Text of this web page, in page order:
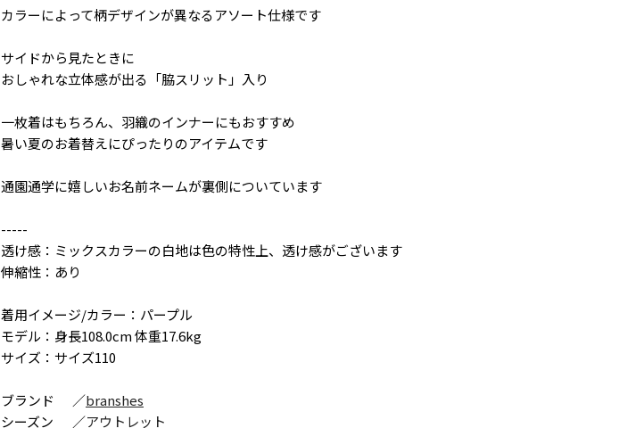
カラーによって柄デザインが異なるアソート仕様です
サイドから見たときに
おしゃれな立体感が出る「脇スリット」入り
一枚着はもちろん、羽織のインナーにもおすすめ
暑い夏のお着替えにぴったりのアイテムです
通園通学に嬉しいお名前ネームが裏側についています
-----
透け感：ミックスカラーの白地は色の特性上、透け感がございます
伸縮性：あり
着用イメージ/カラー：パープル
モデル：身長108.0cm 体重17.6kg
サイズ：サイズ110
ブランド ／branshes
シーズン
／アウトレット